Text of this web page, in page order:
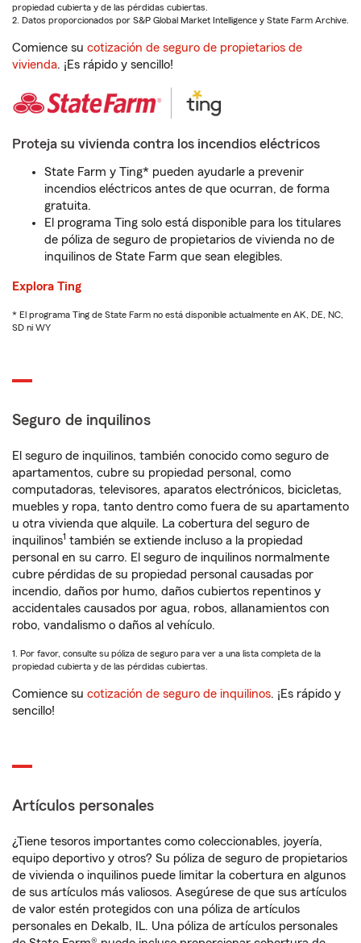
propiedad cubierta y de las pérdidas cubiertas.
2. Datos proporcionados por S&P Global Market Intelligence y State Farm Archive.
Comience su cotización de seguro de propietarios de
vivienda. ¡Es rápido y sencillo!
Proteja su vivienda contra los incendios eléctricos
State Farm y Ting* pueden ayudarle a prevenir
incendios eléctricos antes de que ocurran, de forma
gratuita.
El programa Ting solo está disponible para los titulares
de póliza de seguro de propietarios de vivienda no de
inquilinos de State Farm que sean elegibles.
Explora Ting
* El programa Ting de State Farm no está disponible actualmente en AK, DE, NC,
SD ni WY
Seguro de inquilinos
El seguro de inquilinos, también conocido como seguro de
apartamentos, cubre su propiedad personal, como
computadoras, televisores, aparatos electrónicos, bicicletas,
muebles y ropa, tanto dentro como fuera de su apartamento
u otra vivienda que alquile. La cobertura del seguro de
inquilinos1 también se extiende incluso a la propiedad
personal en su carro. El seguro de inquilinos normalmente
cubre pérdidas de su propiedad personal causadas por
incendio, daños por humo, daños cubiertos repentinos y
accidentales causados por agua, robos, allanamientos con
robo, vandalismo o daños al vehículo.
1. Por favor, consulte su póliza de seguro para ver a una lista completa de la
propiedad cubierta y de las pérdidas cubiertas.
Comience su cotización de seguro de inquilinos. ¡Es rápido y
sencillo!
Artículos personales
¿Tiene tesoros importantes como coleccionables, joyería,
equipo deportivo y otros? Su póliza de seguro de propietarios
de vivienda o inquilinos puede limitar la cobertura en algunos
de sus artículos más valiosos. Asegúrese de que sus artículos
de valor estén protegidos con una póliza de artículos
personales en Dekalb, IL. Una póliza de artículos personales